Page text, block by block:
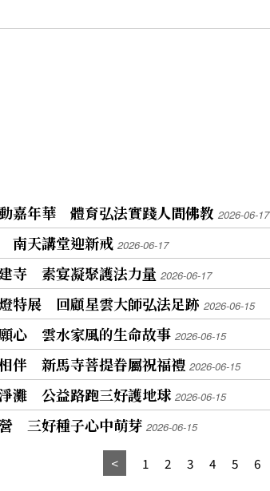
嘉年華 體育弘法實踐人間佛教 2026-06-17
南天講堂迎新戒 2026-06-17
寺 素宴凝聚護法力量 2026-06-17
特展 回顧星雲大師弘法足跡 2026-06-15
心 雲水家風的生命故事 2026-06-15
伴 新馬寺菩提眷屬祝福禮 2026-06-15
灘 公益路跑三好護地球 2026-06-15
三好種子心中萌芽 2026-06-15
1 2 3 4 5 6